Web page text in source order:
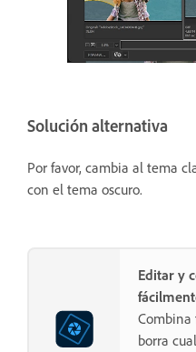
Solución alternativa
Por favor, cambia al tema
con el tema oscuro.
Editar y
Combina
borra